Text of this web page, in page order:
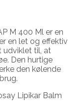
M 400 Ml er en
en let og effektiv
udviklet til, at
Den hurtige
den kølende
Lipikar Balm